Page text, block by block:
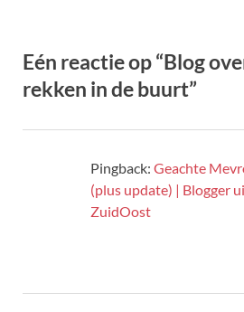
Eén reactie op “Blog
rekken in de buurt”
Pingback: Geachte
(plus update) | Blogger
ZuidOost